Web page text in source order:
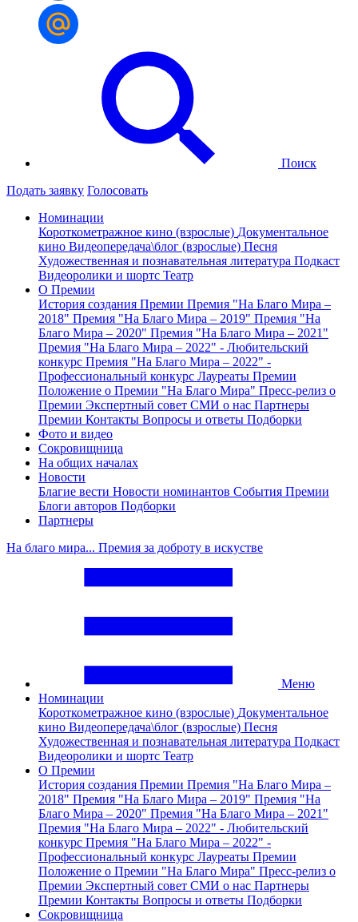
Поиск
Подать заявку Голосовать
Номинации
Короткометражное кино (взрослые) Документальное
кино Видеопередача\блог (взрослые) Песня
Художественная и познавательная литература Подкаст
Видеоролики и шортс Театр
О Премии
История создания Премии Премия "На Благо Мира –
2018" Премия "На Благо Мира – 2019" Премия "На
Благо Мира – 2020" Премия "На Благо Мира – 2021"
Премия "На Благо Мира – 2022" - Любительский
конкурс Премия "На Благо Мира – 2022" -
Профессиональный конкурс Лауреаты Премии
Положение о Премии "На Благо Мира" Пресс-релиз о
Премии Экспертный совет СМИ о нас Партнеры
Премии Контакты Вопросы и ответы Подборки
Фото и видео
Сокровищница
На общих началах
Новости
Благие вести Новости номинантов События Премии
Блоги авторов Подборки
Партнеры
На благо мира... Премия за доброту в искустве
Меню
Номинации
Короткометражное кино (взрослые) Документальное
кино Видеопередача\блог (взрослые) Песня
Художественная и познавательная литература Подкаст
Видеоролики и шортс Театр
О Премии
История создания Премии Премия "На Благо Мира –
2018" Премия "На Благо Мира – 2019" Премия "На
Благо Мира – 2020" Премия "На Благо Мира – 2021"
Премия "На Благо Мира – 2022" - Любительский
конкурс Премия "На Благо Мира – 2022" -
Профессиональный конкурс Лауреаты Премии
Положение о Премии "На Благо Мира" Пресс-релиз о
Премии Экспертный совет СМИ о нас Партнеры
Премии Контакты Вопросы и ответы Подборки
Сокровищница